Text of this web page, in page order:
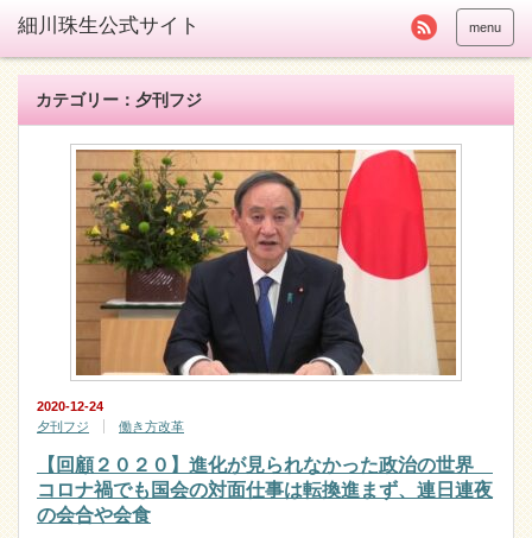
menu
カテゴリー：夕刊フジ
2020-12-24
夕刊フジ
働き方改革
【回顧２０２０】進化が見られなかった政治の世界
コロナ禍でも国会の対面仕事は転換進まず、連日連夜
の会合や会食